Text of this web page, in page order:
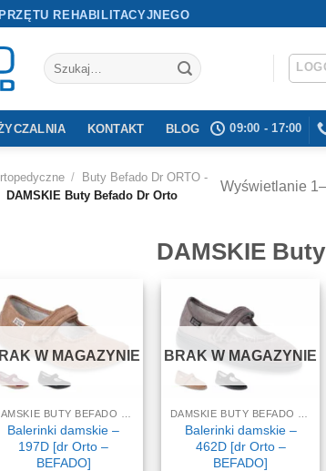
REHABILITACYJNEGO
Szukaj:
KONTAKT BLOG 09:00 - 17:00
/
Buty Befado Dr ORTO -
DAMSKIE Buty Befado Dr Orto
Wyświetlanie
DAMSKIE
W MAGAZYNIE
Balerinki damskie –
197D [dr Orto –
BEFADO]
BRAK W MAGAZYNIE
Balerinki damskie –
462D [dr Orto –
BEFADO]